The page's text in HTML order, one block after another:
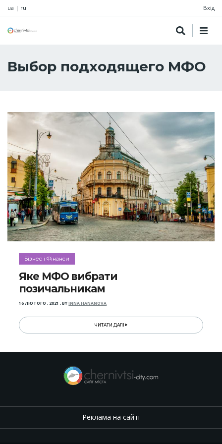
ua | ru Вхід
Выбор подходящего МФО
Бізнес і Фінанси
Яке МФО вибрати
позичальникам
16 ЛЮТОГО , 2021 ,BYINNA HANANOVA
ЧИТАТИ ДАЛІ
Реклама на сайті